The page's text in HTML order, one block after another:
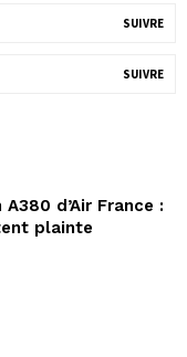
SUIVRE
SUIVRE
d’Air France :
plainte